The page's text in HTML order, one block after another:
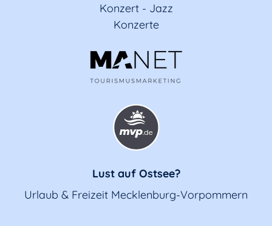
Konzert - Jazz
Konzerte
Lust auf Ostsee?
Urlaub & Freizeit Mecklenburg-Vorpommern